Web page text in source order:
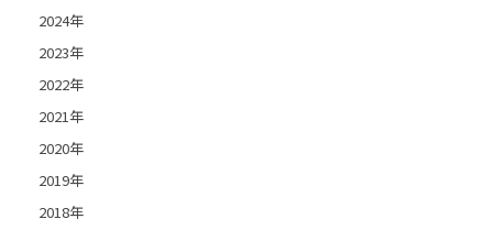
2024年
2023年
2022年
2021年
2020年
2019年
2018年